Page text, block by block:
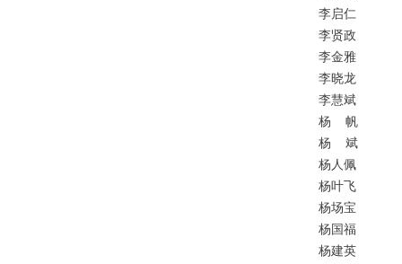
李启仁
李贤政
李金雅
李晓龙
李慧斌
杨
帆
杨
斌
杨人佩
杨叶飞
杨场宝
杨国福
杨建英